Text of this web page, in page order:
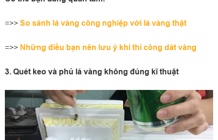
=>> So sánh lá vàng công nghiệp với lá vàng thật
=>> Những điều bạn nên lưu ý khi thi công dát vàng
3. Quét keo và phủ lá vàng không đúng kĩ thuật